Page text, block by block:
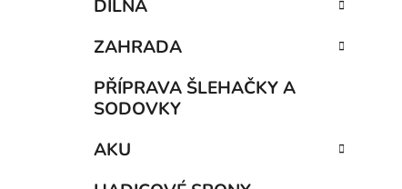
DÍLNA
ZAHRADA
PŘÍPRAVA ŠLEHAČKY A
SODOVKY
AKU